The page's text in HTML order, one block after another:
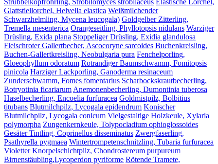
Strubbelkopfröhrling, Strobilomyces strobilaceus Elastische Lorchel,
Glattstiellorchel, Helvella elastica Weißmilchender
Schwarzhelmling, Mycena leucogala) Goldgelber Zitterling,
Tremella mesenterica Orangeseitling, Phyllotopsis nidulans Warziger
Drüsling, Exida plana Stoppeliger Drüsling, Exidia glandulosa
Fleischroter Gallertbecher, Ascocoryne sarcoides Buchenkreisling,
Buchen-Gallertkreisling, Neobulgaria pura Fenchelporling,
Gloeophyllum odoratum Rotrandiger Baumschwamm, Fomitopsis
pinicola Harziger Lackporling, Ganoderma resinaceum
Zunderschwamm, Fomes fomentarius Scharbockskrautbecherling,
Botryotinia ficariarum Anemonenbecherling, Dumontinia tuberosa
Haselbecherling, Encoelia furfuracea Goldmistpilz, Bolbitius
titubans Blutmilchpilz, Lycogala epidendrum Konischer
Blutmilchpilz, Lycogala conicum Vielgestaltige Holzkeule, Xylaria
polymorpha Zungenkernkeule, Tolypocladium ophioglossoides
Gesäter Tintling, Coprinellus disseminatus Zwergfaserling,
Psathyrella pygmaea Wintertrompetenschnitzling, Tubaria furfuracea
Violetter Knorpelschichtpilz, Chondrostereum purpureum
Birnenstäubling,Lycoperdon pyriforme Rötende Tramete,